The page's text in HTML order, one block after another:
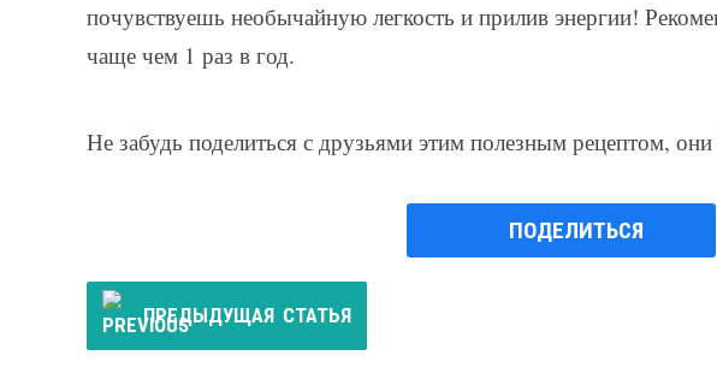
почувствуешь необычайную легкость и прилив энергии!
чаще чем 1 раз в год.
Не забудь поделиться с друзьями этим полезным рецептом,
ПОДЕЛИТЬСЯ
ПРЕДЫДУЩАЯ СТАТЬЯ